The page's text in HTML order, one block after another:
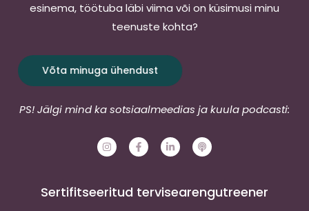
esinema, töötuba läbi viima või on küsimusi minu
teenuste kohta?
Võta minuga ühendust
PS! Jälgi mind ka sotsiaalmeedias ja kuula podcasti:
I
n
s
g
r
F
a
c
o
o
L
i
n
d
i
P
o
d
s
t
Sertifitseeritud tervisearengutreener